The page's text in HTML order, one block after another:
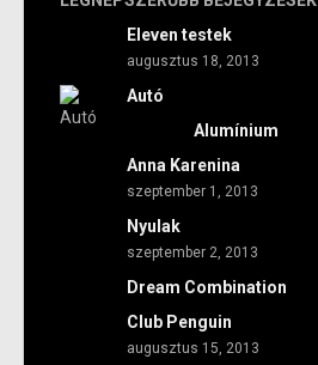
Eleven testek
augusztus 18, 2013
Autó
Alumínium
Anna Karenina
szeptember 1, 2013
Nyulak
szeptember 2, 2013
Dream Combination
Club Penguin
augusztus 15, 2013